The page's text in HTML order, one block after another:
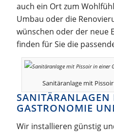
auch ein Ort zum
Umbau oder die
wünschen oder der neue
finden für Sie die
Sanitäranlage mit
SANITÄRANLAGEN
GASTRONOMIE
Wir installieren günstig